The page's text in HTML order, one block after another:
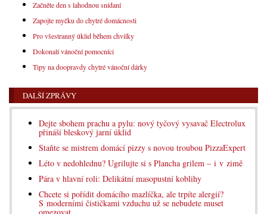
Začněte den s lahodnou snídaní
Zapojte myčku do chytré domácnosti
Pro všestranný úklid během chvilky
Dokonalí vánoční pomocníci
Tipy na doopravdy chytré vánoční dárky
DALŠÍ ZPRÁVY
Dejte sbohem prachu a pylu: nový tyčový vysavač Electrolux
přináší bleskový jarní úklid
Staňte se mistrem domácí pizzy s novou troubou PizzaExpert
Léto v nedohlednu? Ugrilujte si s Plancha grilem – i v zimě
Pára v hlavní roli: Delikátní masopustní koblihy
Chcete si pořídit domácího mazlíčka, ale trpíte alergií?
S moderními čističkami vzduchu už se nebudete muset
omezovat